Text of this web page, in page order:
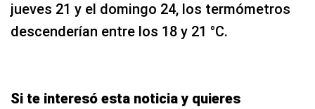
jueves 21 y el domingo 24, los termómetros
descenderían entre los 18 y 21 °C.
Si te interesó esta noticia y quieres